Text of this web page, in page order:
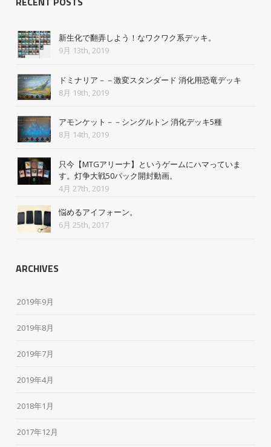
新生化で翻弄しよう！なワクワク系デッキ。
9月 13th, 2019
ドミナリア－－激変スタンダード 消化用恐竜デッキ
8月 19th, 2019
アモンケット－－シングルトン 消化デッキ5種
8月 14th, 2019
只今【MTGアリーナ】というゲームにハマっていま
す。灯争大戦50パック開封動画。
4月 27th, 2019
悩めるアイフォーン。
6月 25th, 2017
ARCHIVES
2019年9月
2019年8月
2019年7月
2019年4月
2018年1月
2017年12月